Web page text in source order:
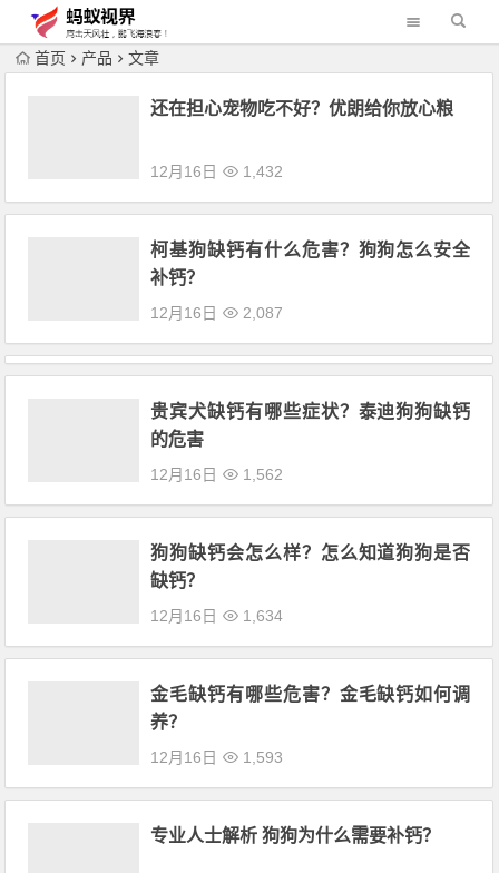
首页 产品 文章
还在担心宠物吃不好？优朗给你放心粮
12月16日 1,432
柯基狗缺钙有什么危害？狗狗怎么安全
补钙？
12月16日 2,087
贵宾犬缺钙有哪些症状？泰迪狗狗缺钙
的危害
12月16日 1,562
狗狗缺钙会怎么样？怎么知道狗狗是否
缺钙？
12月16日 1,634
金毛缺钙有哪些危害？金毛缺钙如何调
养？
12月16日 1,593
专业人士解析 狗狗为什么需要补钙？